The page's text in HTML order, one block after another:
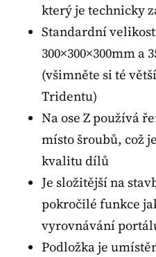
který je technicky
Standardní
300×300×300mm a
(všimněte si té
Tridentu)
Na ose Z používá
místo šroubů, což
kvalitu dílů
Je složitější na
pokročilé funkce
vyrovnávání
Podložka je